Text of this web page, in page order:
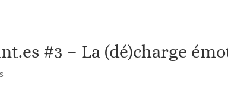
#3 – La (dé)charge